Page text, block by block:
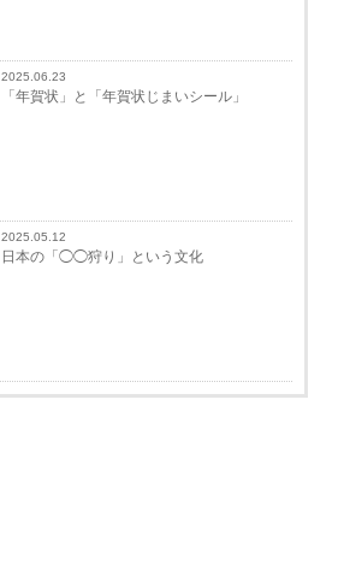
2025.06.23
「年賀状」と「年賀状じまいシール」
2025.05.12
日本の「◯◯狩り」という文化